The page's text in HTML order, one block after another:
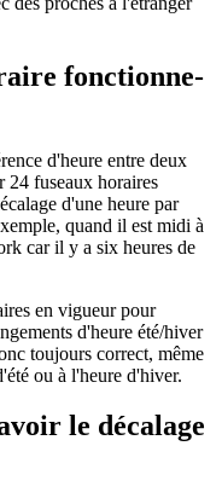
fonctionne-
d'heure entre deux
24 fuseaux horaires
d'une heure par
quand il est midi à
car il y a six heures de
en vigueur pour
d'heure été/hiver
toujours correct, même
ou à l'heure d'hiver.
le décalage